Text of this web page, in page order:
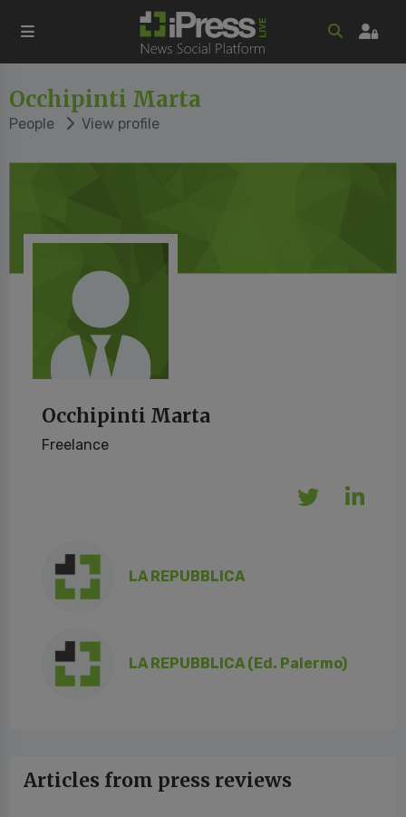
Occhipinti Marta
People View profile
Occhipinti Marta
Freelance
LA REPUBBLICA
LA REPUBBLICA (Ed. Palermo)
Articles from press reviews